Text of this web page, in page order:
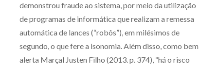
Eventos presenciais
Zênite in Company
Diferenciais
demonstrou fraude ao sistema, por meio da utilização
de programas de informática que realizam a remessa
automática de lances (“robôs”), em milésimos de
segundo, o que fere a isonomia. Além disso, como bem
alerta Marçal Justen Filho (2013. p. 374), “há o risco